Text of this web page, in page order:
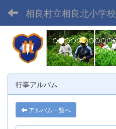
相良村立相良北小学校
p
r
e
v
i
o
u
行事アルバム
アルバム一覧へ